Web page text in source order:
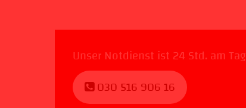
Unser Notdienst ist 24 Std. am
030 516 906 16